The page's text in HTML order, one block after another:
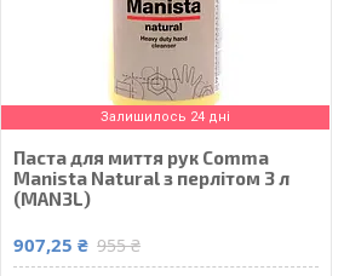
Залишилось 24 дні
Паста для миття рук Comma
Manista Natural з перлітом 3 л
(MAN3L)
907,25 ₴ 955 ₴